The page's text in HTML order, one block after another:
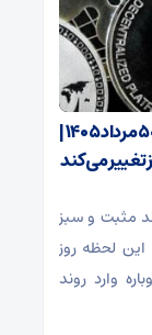
قیمت تتر، بیت‌کوین و اتریوم امروز دوشنبه ۵ مرداد ۱۴۰۵ |
می‌کند
مثبت و سبز
این لحظه روز
وارد روند